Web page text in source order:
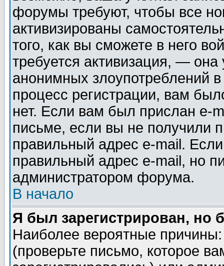
форумы требуют, чтобы все
активизированы
того, как вы сможете в него
требуется активизация, —
анонимных злоупотреблений
процесс регистрации, вам
нет. Если вам был прислан e-
письме, если вы не получили
правильный адрес e-mail.
правильный адрес e-mail, но
администратором форума.
В начало
Я был зарегистрирован, но
Наиболее вероятные
(проверьте письмо, которое